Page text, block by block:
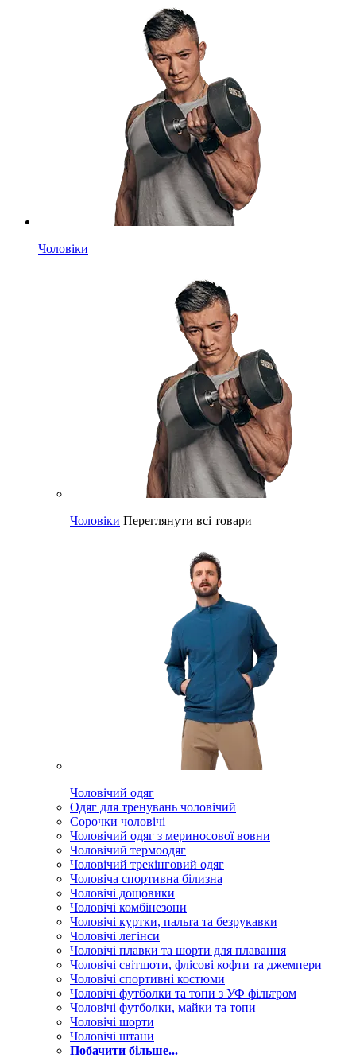
Чоловіки
Чоловіки Переглянути всі товари
Чоловічий одяг
Одяг для тренувань чоловічий
Сорочки чоловічі
Чоловічий одяг з мериносової вовни
Чоловічий термоодяг
Чоловічий трекінговий одяг
Чоловіча спортивна білизна
Чоловічі дощовики
Чоловічі комбінезони
Чоловічі куртки, пальта та безрукавки
Чоловічі легінси
Чоловічі плавки та шорти для плавання
Чоловічі світшоти, флісові кофти та джемпери
Чоловічі спортивні костюми
Чоловічі футболки та топи з УФ фільтром
Чоловічі футболки, майки та топи
Чоловічі шорти
Чоловічі штани
Побачити більше...